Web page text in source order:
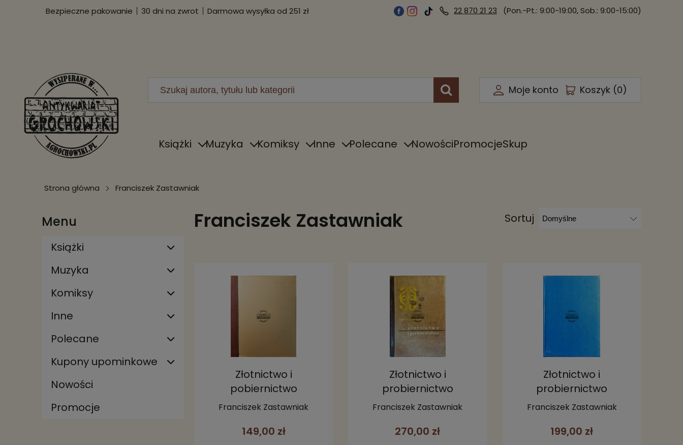
Bezpieczne pakowanie 30 dni na zwrot Darmowa wysyłka od 251 zł 22 870 21 23 (Pon.-Pt.: 9:00-19:00, Sob.: 9:00-15:00)
Moje konto Koszyk (0)
Książki Muzyka Komiksy Inne Polecane NowościPromocjeSkup
Strona główna Franciszek Zastawniak
Menu
Książki
Muzyka
Komiksy
Inne
Polecane
Kupony upominkowe
Nowości
Promocje
Franciszek Zastawniak Sortuj
Złotnictwo i
pobiernictwo
Franciszek Zastawniak
149,00 zł
Złotnictwo i
probiernictwo
Franciszek Zastawniak
270,00 zł
Złotnictwo i
probiernictwo
Franciszek Zastawniak
199,00 zł